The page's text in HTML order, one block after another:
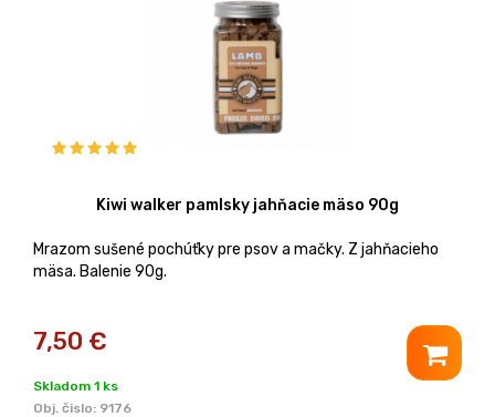
Kiwi walker pamlsky jahňacie mäso 90g
Mrazom sušené pochúťky pre psov a mačky. Z jahňacieho
mäsa. Balenie 90g.
7,50 €
Skladom 1 ks
Obj. čislo: 9176